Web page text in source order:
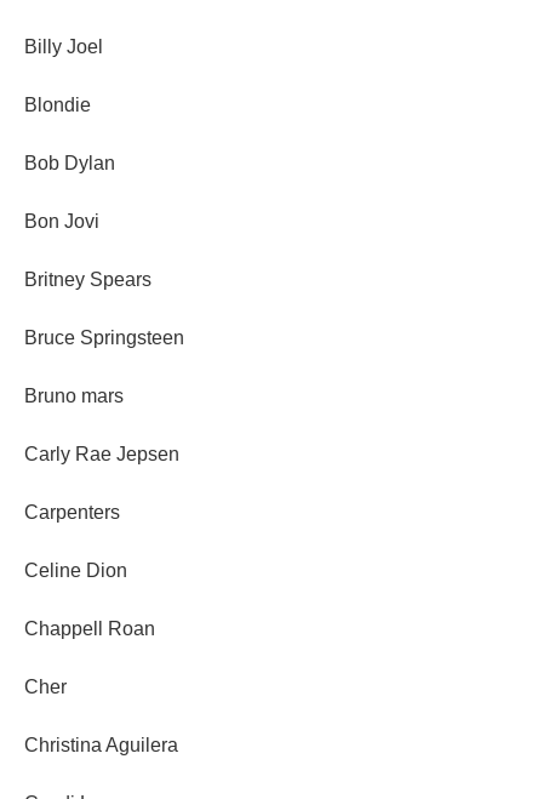
Billy Joel
Blondie
Bob Dylan
Bon Jovi
Britney Spears
Bruce Springsteen
Bruno mars
Carly Rae Jepsen
Carpenters
Celine Dion
Chappell Roan
Cher
Christina Aguilera